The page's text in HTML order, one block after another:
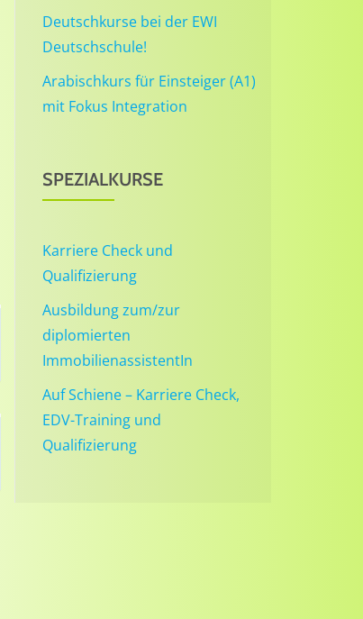
Deutschkurse bei der EWI
Deutschschule!
Arabischkurs für Einsteiger (A1)
mit Fokus Integration
SPEZIALKURSE
Karriere Check und
Qualifizierung
Ausbildung zum/zur
diplomierten
ImmobilienassistentIn
Auf Schiene – Karriere Check,
EDV-Training und
Qualifizierung